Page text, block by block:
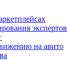
экспертов
на авито